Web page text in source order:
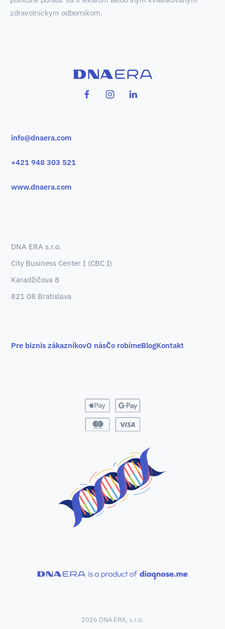
zdravotníckym odborníkom.
info@dnaera.com
+421 948 303 521
www.dnaera.com
DNA ERA s.r.o.
City Business Center I (CBC I)
Karadžičova 8
821 08 Bratislava
Pre biznis zákazníkovO násČo robímeBlogKontakt
2026 DNA ERA, s.r.o.